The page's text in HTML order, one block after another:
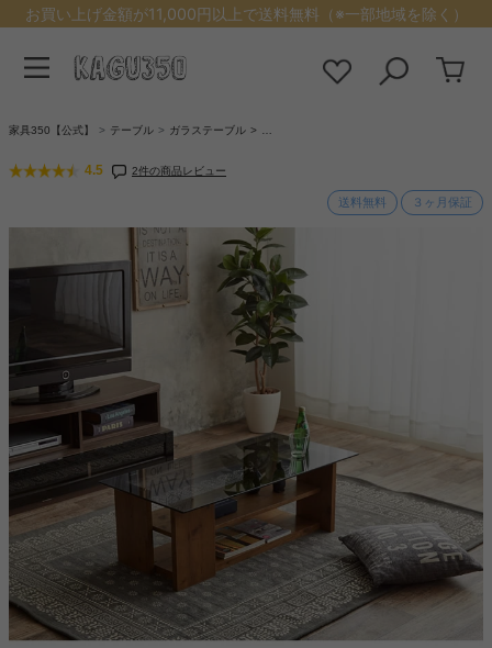
お買い上げ金額が11,000円以上で送料無料（※一部地域を除く）
家具350【公式】 テーブル ガラステーブル
4.5 2件の商品レビュー
送料無料 ３ヶ月保証